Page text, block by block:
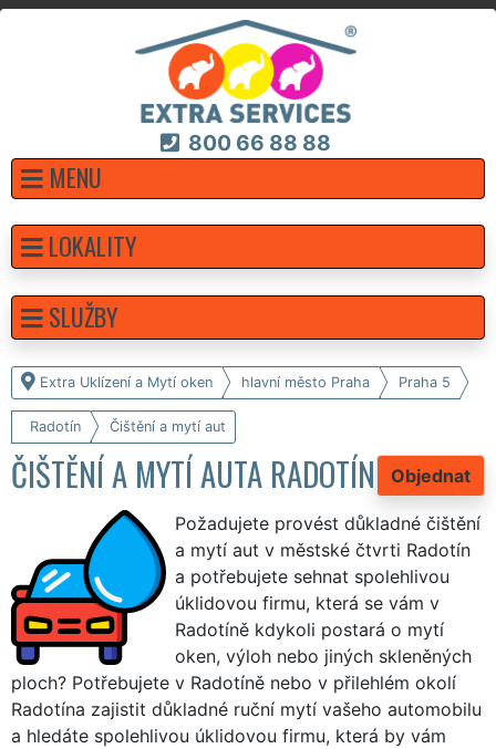
800 66 88 88
MENU
Extra Uklízení a Mytí oken hlavní město Praha Praha 5
Radotín Čištění a mytí aut
Objednat
ČIŠTĚNÍ A MYTÍ AUTA RADOTÍN
Požadujete provést důkladné čištění
a mytí aut v městské čtvrti Radotín
a potřebujete sehnat spolehlivou
úklidovou firmu, která se vám v
Radotíně kdykoli postará o mytí
oken, výloh nebo jiných skleněných
ploch? Potřebujete v Radotíně nebo v přilehlém okolí
Radotína zajistit důkladné ruční mytí vašeho automobilu
a hledáte spolehlivou úklidovou firmu, která by vám
LOKALITY
SLUŽBY